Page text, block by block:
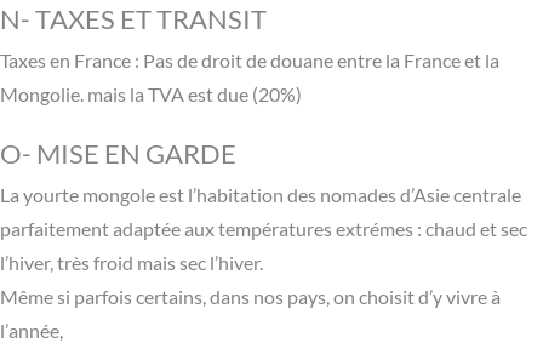
N- TAXES ET TRANSIT
Taxes en France : Pas de droit de douane entre la France et la
Mongolie. mais la TVA est due (20%)
O- MISE EN GARDE
La yourte mongole est l’habitation des nomades d’Asie centrale
parfaitement adaptée aux températures extrémes : chaud et sec
l’hiver, très froid mais sec l’hiver.
Même si parfois certains, dans nos pays, on choisit d’y vivre à
l’année,